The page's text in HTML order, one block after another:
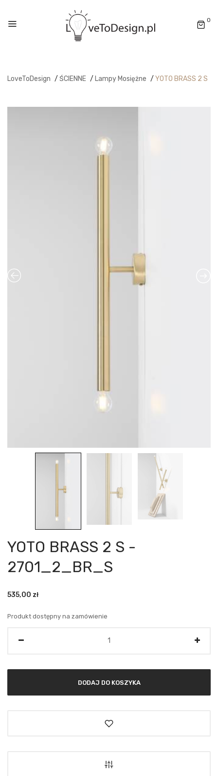
0
LoveToDesign / ŚCIENNE / Lampy Mosiężne / YOTO BRASS 2 S
YOTO BRASS 2 S -
2701_2_BR_S
535,00 zł
Produkt dostępny na zamówienie
DODAJ DO KOSZYKA